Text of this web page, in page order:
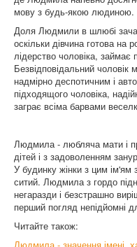
мову з будь-якою людиною.
Доля Людмили в шлюбі
оскільки дівчина готова на
лідерство чоловіка, займає
Безвідповідальний
надмірно деспотичним і
підходящого чоловіка,
заграє всіма барвами
Людмила - любляча мати і
дітей і з задоволенням
У будинку жінки з цим ім'ям
ситий. Людмила з гордо
негаразди і безстрашно
перший погляд непідйомні
Читайте також: